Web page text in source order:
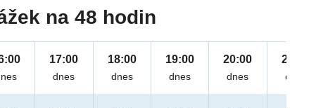
na 48 hodin
17:00
dnes
18:00
dnes
19:00
dnes
20:00
dnes
21:00
dnes